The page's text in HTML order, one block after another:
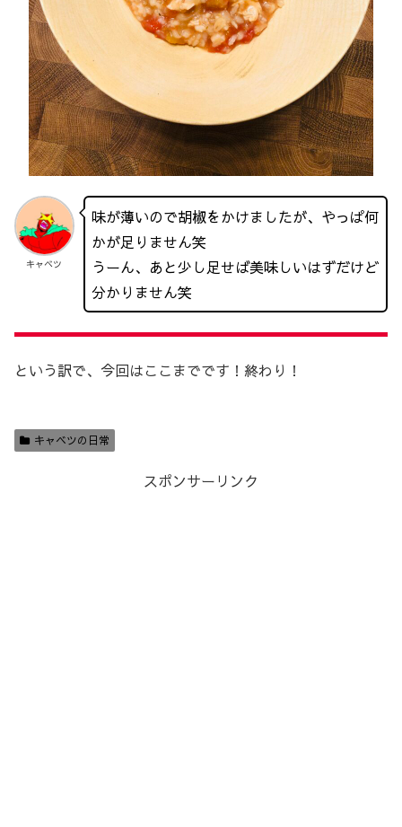
キャベツ
味が薄いので胡椒をかけましたが、やっぱ何
かが足りません笑
うーん、あと少し足せば美味しいはずだけど
分かりません笑
という訳で、今回はここまでです！終わり！
キャベツの日常
スポンサーリンク